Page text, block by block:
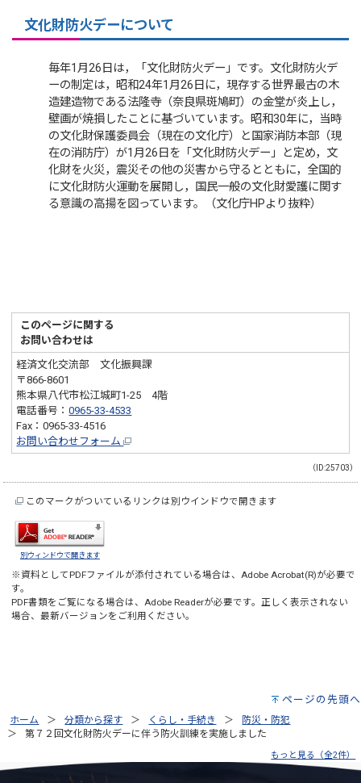
文化財防火デーについて
毎年1月26日は，「文化財防火デー」です。文化財防火デ
ーの制定は，昭和24年1月26日に，現存する世界最古の木
造建造物である法隆寺（奈良県斑鳩町）の金堂が炎上し，
壁画が焼損したことに基づいています。昭和30年に，当時
の文化財保護委員会（現在の文化庁）と国家消防本部（現
在の消防庁）が1月26日を「文化財防火デー」と定め，文
化財を火災，震災その他の災害から守るとともに，全国的
に文化財防火運動を展開し，国民一般の文化財愛護に関す
る意識の高揚を図っています。（文化庁HPより抜粋）
このページに関する
お問い合わせは
経済文化交流部 文化振興課
〒866-8601
熊本県八代市松江城町1-25 4階
電話番号：0965-33-4533
Fax：0965-33-4516
お問い合わせフォーム
（ID:25703）
このマークがついているリンクは別ウインドウで開きます
別ウィンドウで開きます
※資料としてPDFファイルが添付されている場合は、Adobe Acrobat(R)が必要で
す。
PDF書類をご覧になる場合は、Adobe Readerが必要です。正しく表示されない
場合、最新バージョンをご利用ください。
ページの先頭へ
ホーム 分類から探す くらし・手続き
防災・防犯
第７２回文化財防火デーに伴う防火訓練を実施しました
もっと見る（全2件）